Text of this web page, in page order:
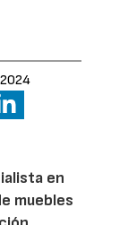
en
muebles